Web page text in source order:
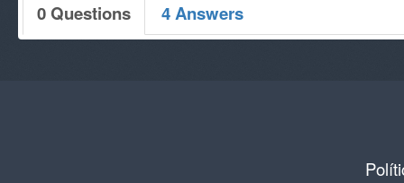
0 Questions 4 Answers